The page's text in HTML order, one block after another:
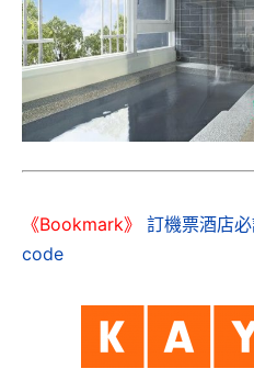
《Bookmark》
訂機票酒店
code